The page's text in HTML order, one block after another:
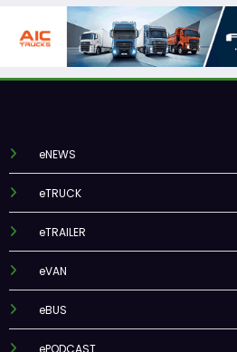
eNEWS
eTRUCK
eTRAILER
eVAN
eBUS
ePODCAST